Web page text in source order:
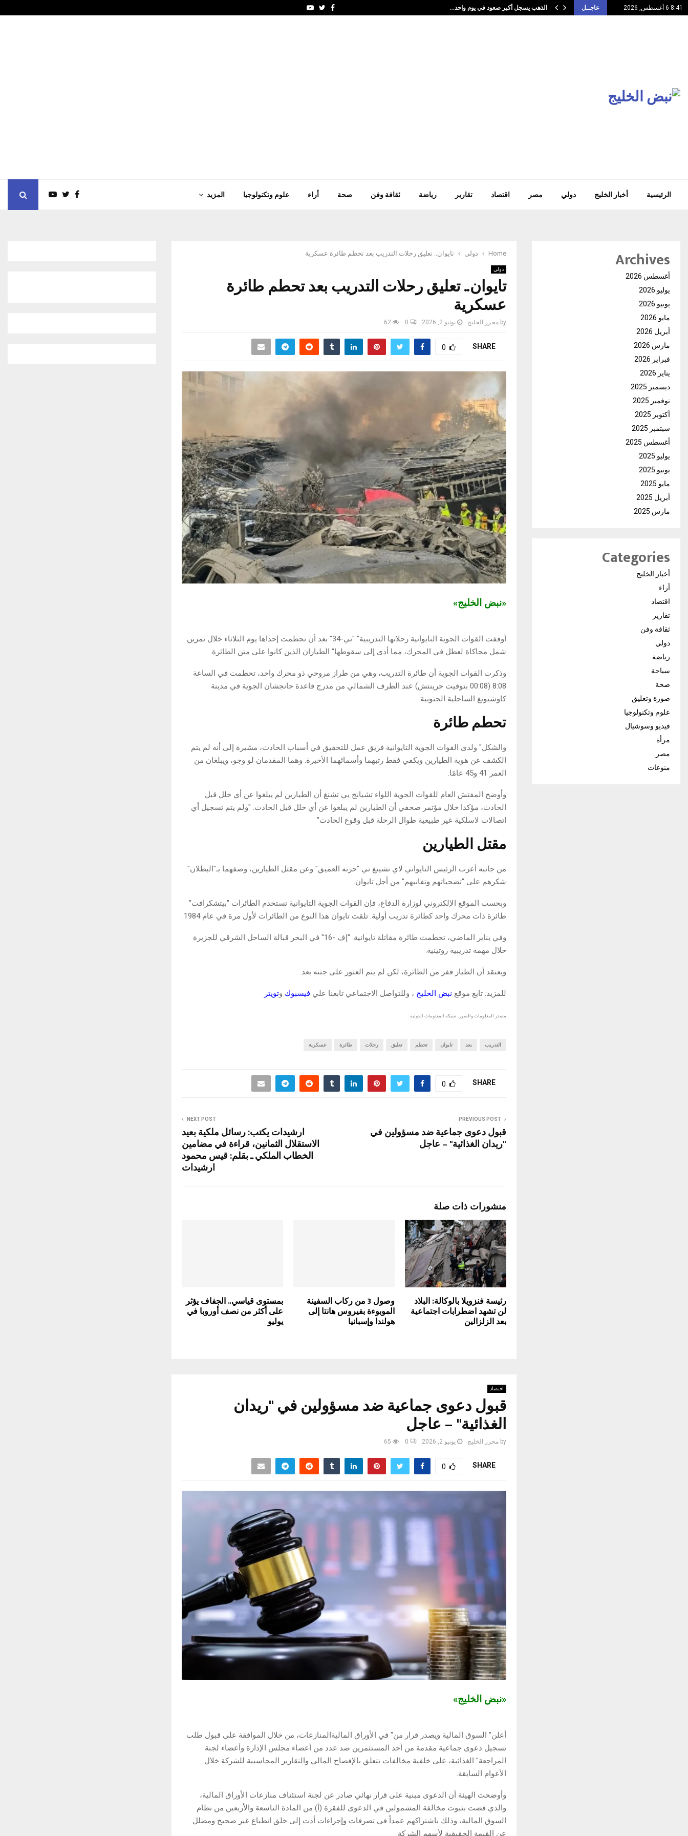
8:41 6 أغسطس, 2026 عاجــل الذهب يسجل أكبر صعود في يوم واحد… Facebook
Twitter
Youtube
الرئيسية أخبار الخليج دولي مصر اقتصاد تقارير رياضة ثقافة وفن صحة أراء علوم وتكنولوجيا المزيد
Home دولي تايوان.. تعليق رحلات التدريب بعد تحطم طائرة عسكرية
دولي
تايوان.. تعليق رحلات التدريب بعد تحطم طائرة
عسكرية
by محرر الخليج يونيو 2, 2026 0
62
SHARE
0
«نبض الخليج»
أوقفت القوات الجوية التايوانية رحلاتها التدريبية" "تي-34" بعد أن تحطمت إحداها يوم الثلاثاء خلال تمرين
شمل محاكاة لعطل في المحرك، مما أدى إلى سقوطها" الطياران الذين كانوا على متن الطائرة.
وذكرت القوات الجوية أن طائرة التدريب، وهي من طراز مروحي ذو محرك واحد، تحطمت في الساعة
8:08 (00:08 بتوقيت جرينتش) عند الطرف الشمالي من مدرج قاعدة جانجشان الجوية في مدينة
كاوشيونغ الساحلية الجنوبية.
تحطم طائرة
والشكل" ولدى القوات الجوية التايوانية فريق عمل للتحقيق في أسباب الحادث، مشيرة إلى أنه لم يتم
الكشف عن هوية الطيارين ويكفي فقط رتبهما وأسمائهما الأخيرة. وهما المقدمان لو وجو، ويبلغان من
العمر 41 و45 عامًا.
وأوضح المفتش العام للقوات الجوية اللواء تشيانج يي تشنغ أن الطيارين لم يبلغوا عن أي خلل قبل
الحادث، مؤكدا خلال مؤتمر صحفي أن الطيارين لم يبلغوا عن أي خلل قبل الحادث. "ولم يتم تسجيل أي
اتصالات لاسلكية غير طبيعية طوال الرحلة قبل وقوع الحادث"
مقتل الطيارين
من جانبه أعرب الرئيس التايواني لاي تشينغ تي "حزنه العميق" وعن مقتل الطيارين، وصفهما بـ"البطلان"
شكرهم على "تضحياتهم وتفانيهم" من أجل تايوان.
وبحسب الموقع الإلكتروني لوزارة الدفاع، فإن القوات الجوية التايوانية تستخدم الطائرات "بيتشكرافت"
طائرة ذات محرك واحد كطائرة تدريب أولية. تلقت تايوان هذا النوع من الطائرات لأول مرة في عام 1984.
وفي يناير الماضي، تحطمت طائرة مقاتلة تايوانية. "إف -16" في البحر قبالة الساحل الشرقي للجزيرة
خلال مهمة تدريبية روتينية.
ويعتقد أن الطيار قفز من الطائرة، لكن لم يتم العثور على جثته بعد.
للمزيد: تابع موقع نبض الخليج ، وللتواصل الاجتماعي تابعنا علي فيسبوك وتويتر
مصدر المعلومات والصور : شبكة المعلومات الدولية
التدريب بعد تايوان تحطم تعليق رحلات طائرة عسكرية
SHARE
0
PREVIOUS POST
قبول دعوى جماعية ضد مسؤولين في
"ريدان الغذائية" – عاجل
NEXT POST
ارشيدات يكتب: رسائل ملكية بعيد
الاستقلال الثمانين، قراءة في مضامين
الخطاب الملكي ـ بقلم: قيس محمود
ارشيدات
منشورات ذات صلة
رئيسة فنزويلا بالوكالة: البلاد
لن تشهد اضطرابات اجتماعية
بعد الزلزالين
وصول 3 من ركاب السفينة
الموبوءة بفيروس هانتا إلى
هولندا وإسبانيا
بمستوى قياسي.. الجفاف يؤثر
على أكثر من نصف أوروبا في
يوليو
اقتصاد
قبول دعوى جماعية ضد مسؤولين في "ريدان
الغذائية" – عاجل
by محرر الخليج يونيو 2, 2026 0
65
SHARE
0
«نبض الخليج»
أعلن" السوق المالية ويصدر قرار من" في الأوراق الماليةالمنازعات، من خلال الموافقة على قبول طلب
تسجيل دعوى جماعية مقدمة من أحد المستثمرين ضد عدد من أعضاء مجلس الإدارة وأعضاء لجنة
المراجعة" الغذائية، على خلفية مخالفات تتعلق بالإفصاح المالي والتقارير المحاسبية للشركة خلال
الأعوام السابقة.
وأوضحت الهيئة أن الدعوى مبنية على قرار نهائي صادر عن لجنة استئناف منازعات الأوراق المالية،
والذي قضت بثبوت مخالفة المشمولين في الدعوى للفقرة (أ) من المادة التاسعة والأربعين من نظام
السوق المالية، وذلك باشتراكهم عمداً في تصرفات وإجراءات أدت إلى خلق انطباع غير صحيح ومضلل
عن القيمة الحقيقية لأسهم الشركة.
Archives
أغسطس 2026
يوليو 2026
يونيو 2026
مايو 2026
أبريل 2026
مارس 2026
فبراير 2026
يناير 2026
ديسمبر 2025
نوفمبر 2025
أكتوبر 2025
سبتمبر 2025
أغسطس 2025
يوليو 2025
يونيو 2025
مايو 2025
أبريل 2025
مارس 2025
Categories
أخبار الخليج
أراء
اقتصاد
تقارير
ثقافة وفن
دولي
رياضة
سياحة
صحة
صورة وتعليق
علوم وتكنولوجيا
فيديو وسوشيال
مرأة
مصر
منوعات